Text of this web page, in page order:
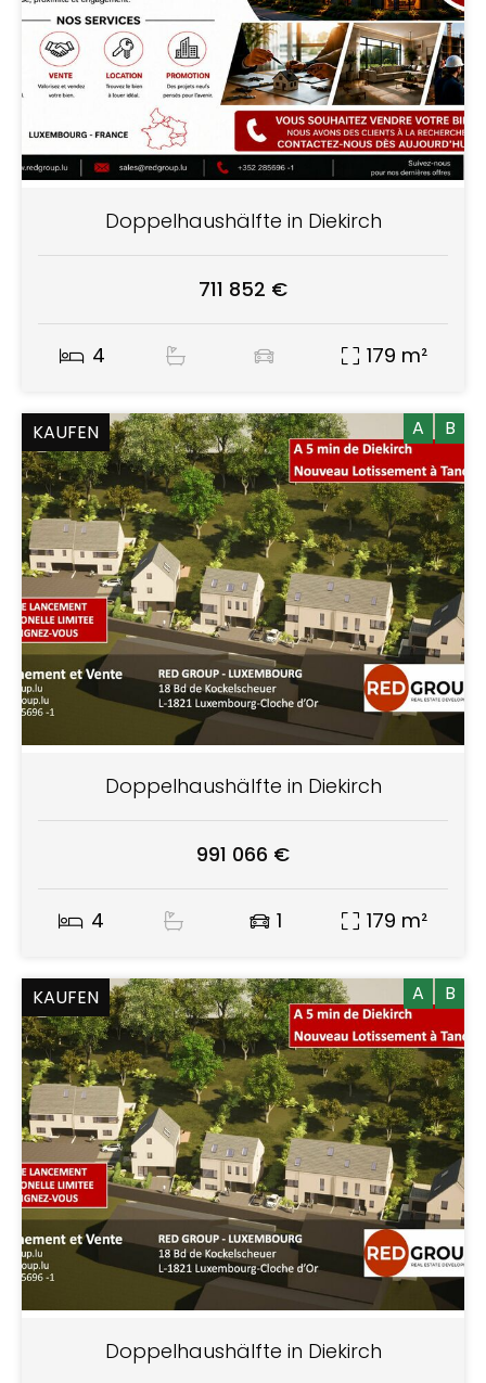
Doppelhaushälfte in Diekirch
711 852 €
4 179 m²
KAUFEN A B
Doppelhaushälfte in Diekirch
991 066 €
4 1 179 m²
KAUFEN A B
Doppelhaushälfte in Diekirch